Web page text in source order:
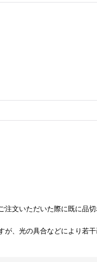
文いただいた際に既に品
、光の具合などにより若